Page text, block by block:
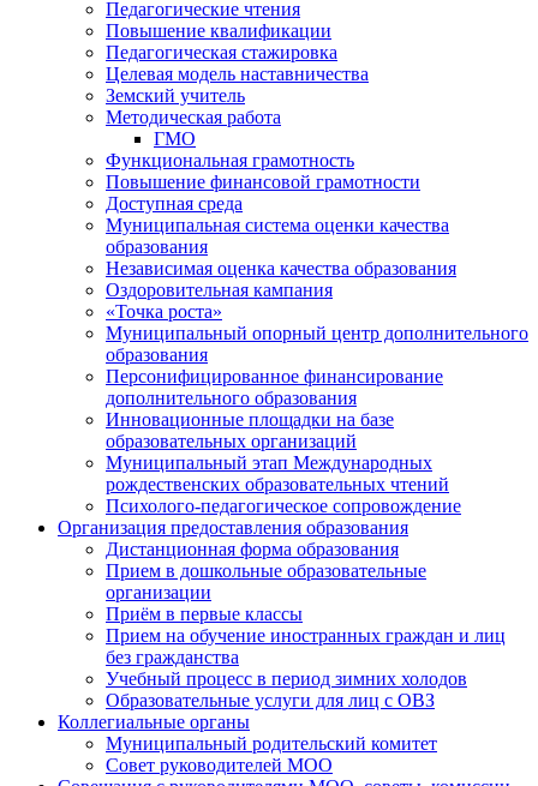
Педагогические чтения
Повышение квалификации
Педагогическая стажировка
Целевая модель наставничества
Земский учитель
Методическая работа
ГМО
Функциональная грамотность
Повышение финансовой грамотности
Доступная среда
Муниципальная система оценки качества
образования
Независимая оценка качества образования
Оздоровительная кампания
«Точка роста»
Муниципальный опорный центр дополнительного
образования
Персонифицированное финансирование
дополнительного образования
Инновационные площадки на базе
образовательных организаций
Муниципальный этап Международных
рождественских образовательных чтений
Психолого-педагогическое сопровождение
Организация предоставления образования
Дистанционная форма образования
Прием в дошкольные образовательные
организации
Приём в первые классы
Прием на обучение иностранных граждан и лиц
без гражданства
Учебный процесс в период зимних холодов
Образовательные услуги для лиц с ОВЗ
Коллегиальные органы
Муниципальный родительский комитет
Совет руководителей МОО